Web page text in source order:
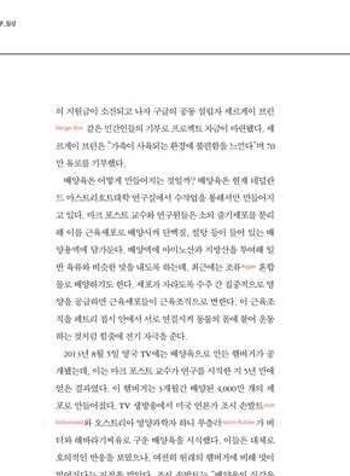
고심 중, 양날의 검이 된 중동 분쟁
해가 일상화된 미국, 진화하는 재해 예방 비
보·금융 전쟁 : 보려는 자, 숨기려는 자
전쟁 중, 미래의 정보 패권을 사수하라
맞서는 러시아의 금융 독립 선언
시대의 일본, 확대되는 정보 보안 시장
바일·인터넷 : 생존을 위한 변화가 시작된다
오프라인 공룡이 살아남는 법
통의 새바람, O2O로 온·오프라인을 결합하